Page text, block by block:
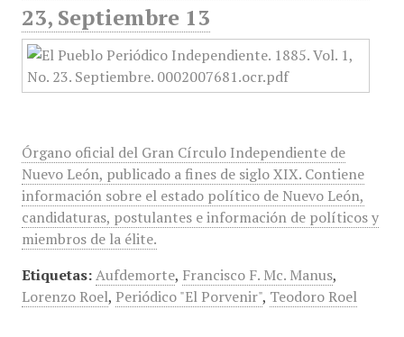
23, Septiembre 13
Órgano oficial del Gran Círculo Independiente de
Nuevo León, publicado a fines de siglo XIX. Contiene
información sobre el estado político de Nuevo León,
candidaturas, postulantes e información de políticos y
miembros de la élite.
Etiquetas: Aufdemorte, Francisco F. Mc. Manus,
Lorenzo Roel, Periódico "El Porvenir", Teodoro Roel